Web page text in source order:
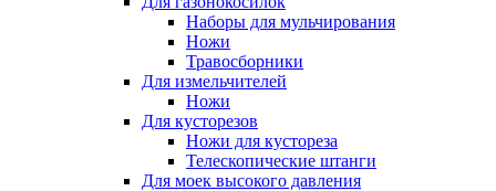
Наборы для мульчирования
Ножи
Травосборники
Для измельчителей
Ножи
Для кусторезов
Ножи для кустореза
Телескопические штанги
Для моек высокого давления